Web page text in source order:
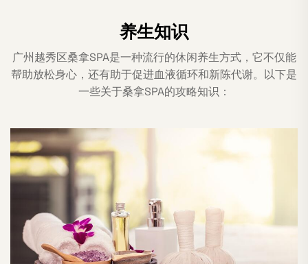
养生知识
广州越秀区桑拿SPA是一种流行的休闲养生方式，它不仅能
帮助放松身心，还有助于促进血液循环和新陈代谢。以下是
一些关于桑拿SPA的攻略知识：